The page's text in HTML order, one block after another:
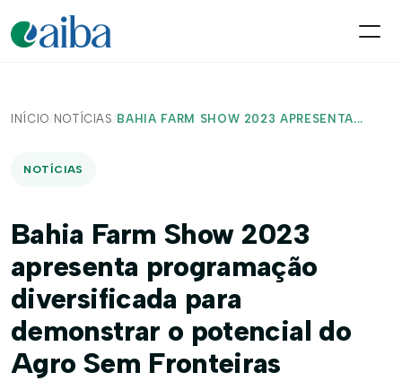
INÍCIO/ NOTÍCIAS / BAHIA FARM SHOW 2023 APRESENTA...
NOTÍCIAS
Bahia Farm Show 2023
apresenta programação
diversificada para
demonstrar o potencial do
Agro Sem Fronteiras